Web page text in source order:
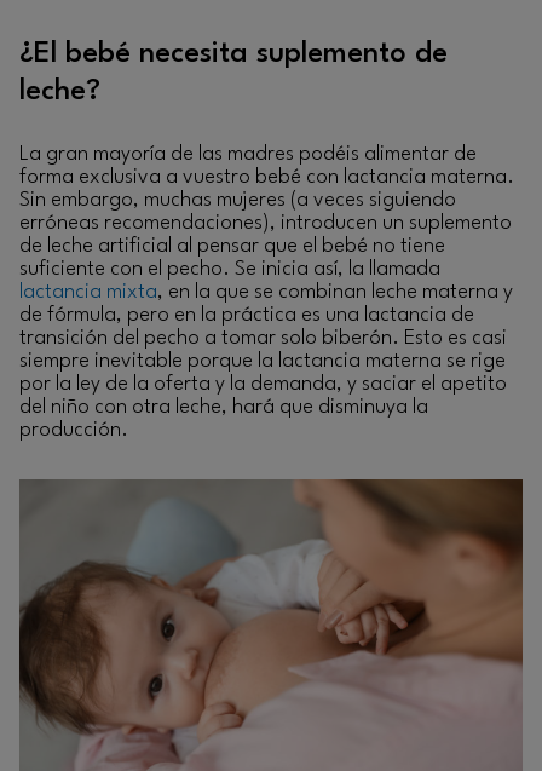
¿El bebé necesita suplemento de
leche?
La gran mayoría de las madres podéis alimentar de
forma exclusiva a vuestro bebé con lactancia materna.
Sin embargo, muchas mujeres (a veces siguiendo
erróneas recomendaciones), introducen un suplemento
de leche artificial al pensar que el bebé no tiene
suficiente con el pecho. Se inicia así, la llamada
lactancia mixta, en la que se combinan leche materna y
de fórmula, pero en la práctica es una lactancia de
transición del pecho a tomar solo biberón. Esto es casi
siempre inevitable porque la lactancia materna se rige
por la ley de la oferta y la demanda, y saciar el apetito
del niño con otra leche, hará que disminuya la
producción.